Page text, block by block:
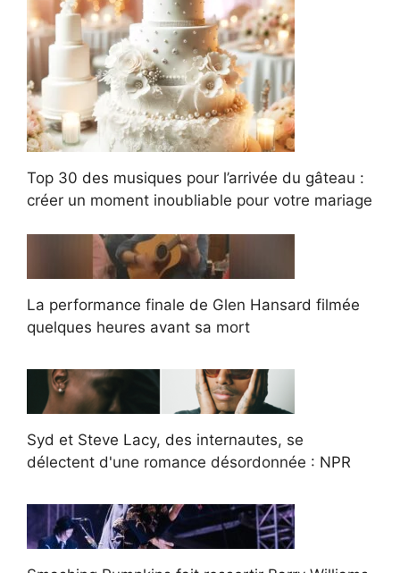
Top 30 des musiques pour l’arrivée du gâteau :
créer un moment inoubliable pour votre mariage
La performance finale de Glen Hansard filmée
quelques heures avant sa mort
Syd et Steve Lacy, des internautes, se
délectent d'une romance désordonnée : NPR